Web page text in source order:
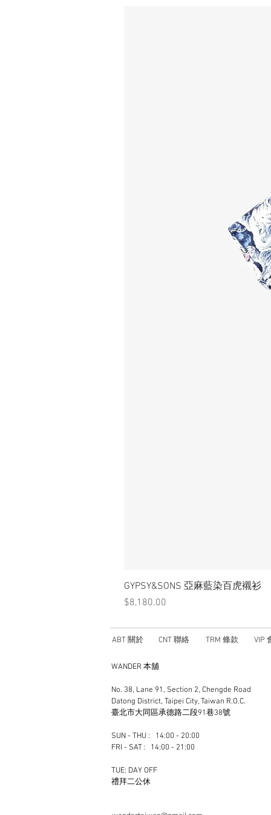
GYPSY&SONS 亞麻藍染百虎襯衫
價格
$8,180.00
ABT 關於 CNT 聯絡 TRM 條款 VIP
WANDER 本舖
No. 38, Lane 91, Section 2, Chengde Road
Datong District, Taipei City, Taiwan R.O.C.
臺北市大同區承德路二段91巷38號
SUN - THU : 14:00 - 20:00
FRI - SAT : 14:00 - 21:00
TUE: DAY OFF
​禮拜二公休